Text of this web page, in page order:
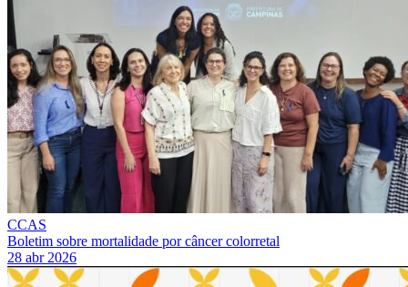
CCAS
Boletim sobre mortalidade por câncer colorretal
28 abr 2026